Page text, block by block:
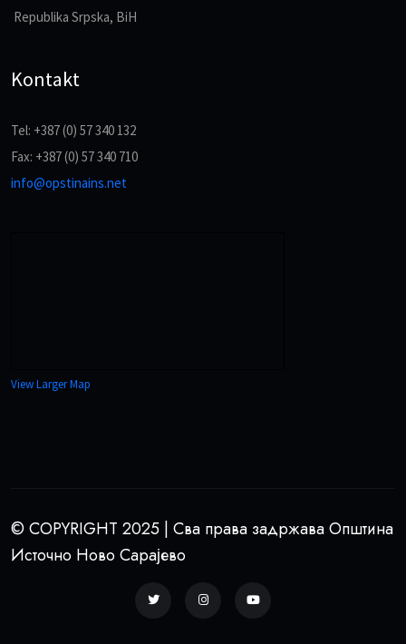
Republika Srpska, BiH
Kontakt
Tel: +387 (0) 57 340 132
Fax: +387 (0) 57 340 710
info@opstinains.net
View Larger Map
© COPYRIGHT 2025 | Сва права задржава Општина
Источно Ново Сарајево